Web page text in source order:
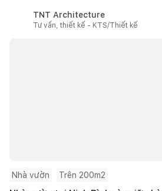
TNT Architecture
Tư vấn, thiết kế - KTS/Thiết kế
Nhà vườn Trên 200m2